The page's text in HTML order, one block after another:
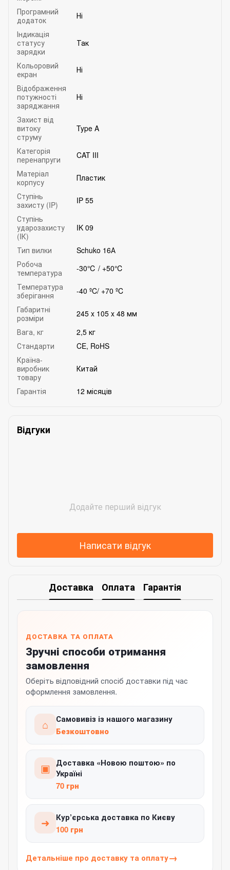
Програмний
додаток
Ні
Індикація
статусу
зарядки
Так
Кольоровий
екран
Ні
Відображення
потужності
заряджання
Ні
Захист від
витоку
струму
Type A
Категорія
перенапруги
CAT III
Матеріал
корпусу
Пластик
Ступінь
захисту (IP)
IP 55
Ступінь
ударозахисту
(IК)
IK 09
Тип вилки
Schuko 16А
Робоча
температура
-30℃ / +50℃
Температура
зберігання
-40 ºC/ +70 ºC
Габаритні
розміри
245 x 105 x 48 мм
Вага, кг
2,5 кг
Стандарти
CE, RoHS
Країна-
виробник
товару
Китай
Гарантія 12 місяців
Відгуки
Додайте перший відгук
Написати відгук
Доставка Оплата Гарантія
ДОСТАВКА ТА ОПЛАТА
Зручні способи отримання
замовлення
Оберіть відповідний спосіб доставки під час
оформлення замовлення.
⌂
Самовивіз із нашого магазину
Безкоштовно
▣
Доставка «Новою поштою» по
Україні
70 грн
➜
Кур’єрська доставка по Києву
100 грн
Детальніше про доставку та оплату